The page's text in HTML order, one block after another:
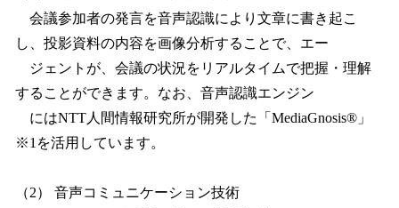
会議参加者の発言を音声認識により文章に書き起こ
し、投影資料の内容を画像分析することで、エー
ジェントが、会議の状況をリアルタイムで把握・理解
することができます。なお、音声認識エンジン
にはNTT人間情報研究所が開発した「MediaGnosis®」
※1を活用しています。
（2） 音声コミュニケーション技術